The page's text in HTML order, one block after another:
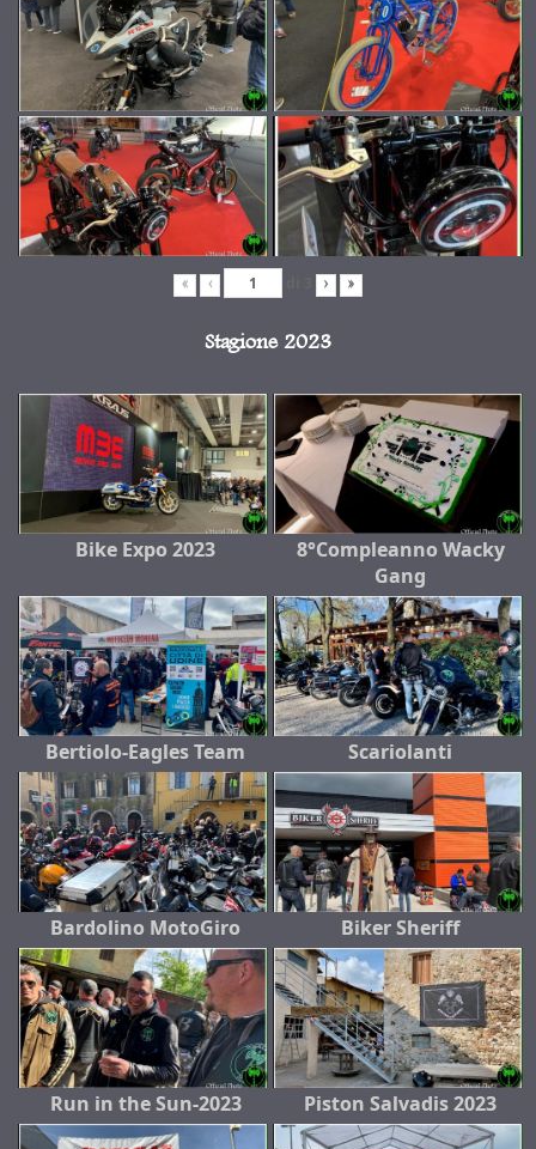
« ‹ › »
Stagione 2023
Bike Expo 2023
8°Compleanno Wacky
Gang
Bertiolo-Eagles Team Scariolanti
Bardolino MotoGiro Biker Sheriff
Run in the Sun-2023 Piston Salvadis 2023